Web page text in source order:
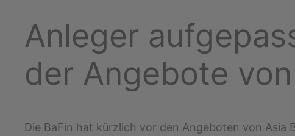
Anleger
der Angebote
Die BaFin hat kürzlich vor den Angeboten von